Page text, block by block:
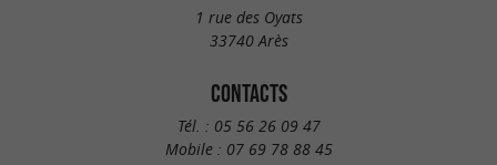
1 rue des Oyats
33740 Arès
CONTACTS
Tél. : 05 56 26 09 47
Mobile : 07 69 78 88 45